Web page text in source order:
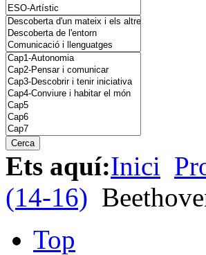
Ets aquí:Inici
(14-16)
Top